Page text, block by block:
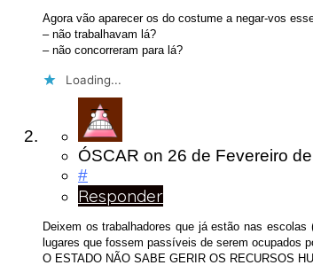
Agora vão aparecer os do costume a negar-vos
– não trabalhavam lá?
– não concorreram para lá?
Loading...
ÓSCAR on 26 de Fevereiro
#
Responder
Deixem os trabalhadores que já estão nas
lugares que fossem passíveis de serem ocupados
O ESTADO NÃO SABE GERIR OS RECURSOS